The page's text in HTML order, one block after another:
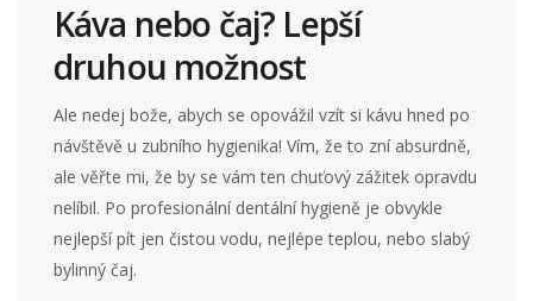
Káva nebo čaj? Lepší
druhou možnost
Ale nedej bože, abych se opovážil vzít si kávu hned po
návštěvě u zubního hygienika! Vím, že to zní absurdně,
ale věřte mi, že by se vám ten chuťový zážitek opravdu
nelíbil. Po profesionální dentální hygieně je obvykle
nejlepší pít jen čistou vodu, nejlépe teplou, nebo slabý
bylinný čaj.